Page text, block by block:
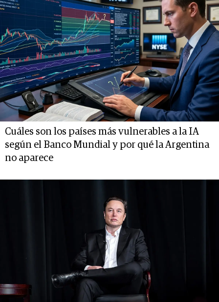
Cuáles son los países más vulnerables a la IA
según el Banco Mundial y por qué la Argentina
no aparece